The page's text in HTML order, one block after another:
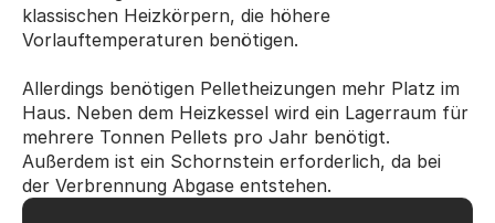
klassischen Heizkörpern, die höhere
Vorlauftemperaturen benötigen.
Allerdings benötigen Pelletheizungen mehr Platz im
Haus. Neben dem Heizkessel wird ein Lagerraum für
mehrere Tonnen Pellets pro Jahr benötigt.
Außerdem ist ein Schornstein erforderlich, da bei
der Verbrennung Abgase entstehen.